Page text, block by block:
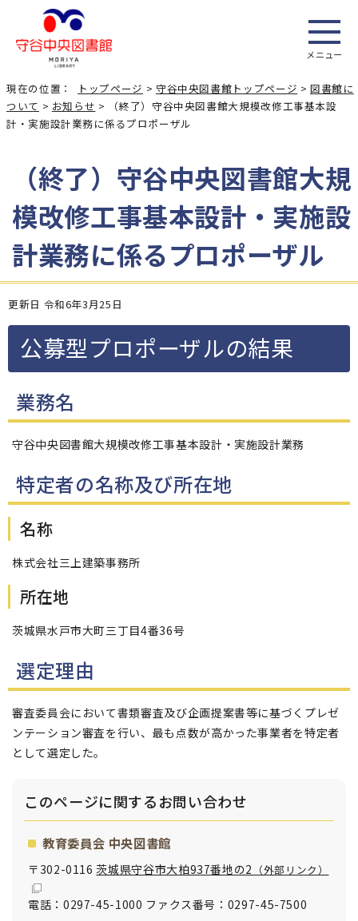
メニュー
現在の位置： トップページ > 守谷中央図書館トップページ >図書館に
ついて > お知らせ > （終了）守谷中央図書館大規模改修工事基本設
計・実施設計業務に係るプロポーザル
（終了）守谷中央図書館大規
模改修工事基本設計・実施設
計業務に係るプロポーザル
更新日 令和6年3月25日
公募型プロポーザルの結果
業務名
守谷中央図書館大規模改修工事基本設計・実施設計業務
特定者の名称及び所在地
名称
株式会社三上建築事務所
所在地
茨城県水戸市大町三丁目4番36号
選定理由
審査委員会において書類審査及び企画提案書等に基づくプレゼ
ンテーション審査を行い、最も点数が高かった事業者を特定者
として選定した。
このページに関するお問い合わせ
教育委員会 中央図書館
〒302-0116茨城県守谷市大柏937番地の2 （外部リンク）
電話：0297-45-1000 ファクス番号：0297-45-7500